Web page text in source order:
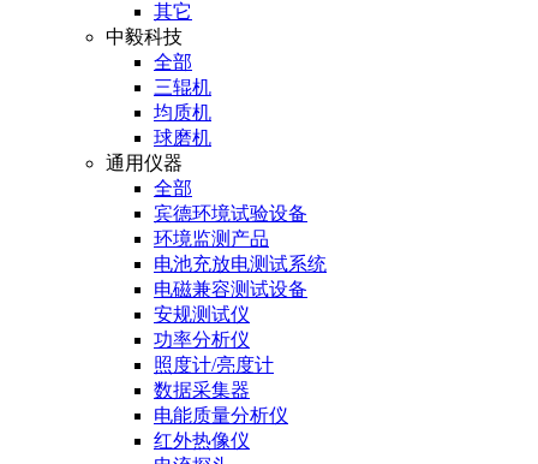
其它
中毅科技
全部
三辊机
均质机
球磨机
通用仪器
全部
宾德环境试验设备
环境监测产品
电池充放电测试系统
电磁兼容测试设备
安规测试仪
功率分析仪
照度计/亮度计
数据采集器
电能质量分析仪
红外热像仪